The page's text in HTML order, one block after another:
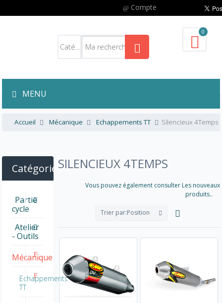
Compte
0
MENU
Accueil Mécanique Echappements TT Silencieux 4Temps
SILENCIEUX 4TEMPS
Vous pouvez également consulter Les nouveaux
produits..
Trier par:Position
Catégories
Partie
cycle
Atelier
- Outils
Mécanique
Echappements
TT